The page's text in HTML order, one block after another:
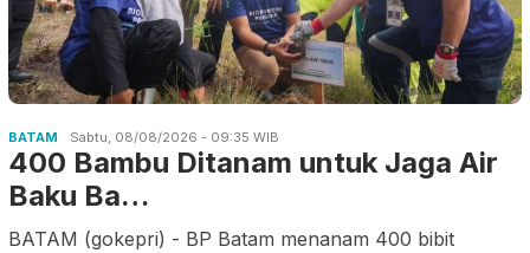
BATAM Sabtu, 08/08/2026 - 09:35 WIB
400 Bambu Ditanam untuk Jaga Air
Baku Ba…
BATAM (gokepri) - BP Batam menanam 400 bibit